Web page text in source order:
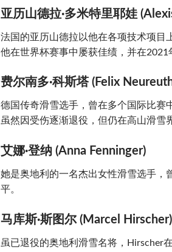
亚历山德拉·多米特里耶娃
法国的亚历山德拉以他在各项技术项目
他在世界杯赛事中屡获佳绩，并在2021
费尔南多·科斯塔 (Felix
德国传奇滑雪选手，曾在多个国际比赛
虽然因受伤逐渐退役，但仍在高山滑雪
艾娜·登纳 (Anna Fenninger)
她是奥地利的一名杰出女性滑雪选手，
平。
马库斯·斯图尔 (Marcel Hirscher)
虽已退役的奥地利滑雪名将，Hirscher